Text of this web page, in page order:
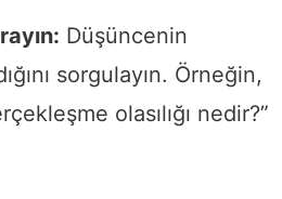
Düşüncenin
sorgulayın. Örneğin,
olasılığı nedir?”